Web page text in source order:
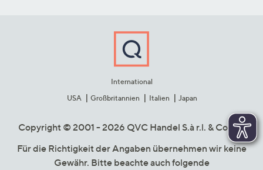
International
USA
Großbritannien Italien Japan
Copyright © 2001 - 2026 QVC Handel S.à r.l. & Co. KG
Für die Richtigkeit der Angaben übernehmen wir keine
Gewähr. Bitte beachte auch folgende